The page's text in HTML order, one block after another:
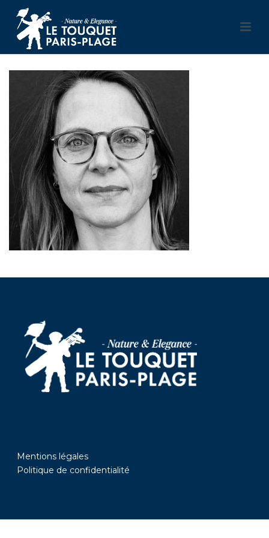
Mentions légales
Politique de confidentialité